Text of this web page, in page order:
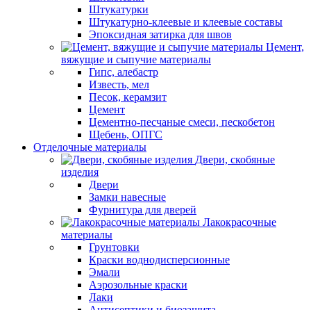
Штукатурки
Штукатурно-клеевые и клеевые составы
Эпоксидная затирка для швов
Цемент,
вяжущие и сыпучие материалы
Гипс, алебастр
Известь, мел
Песок, керамзит
Цемент
Цементно-песчаные смеси, пескобетон
Щебень, ОПГС
Отделочные материалы
Двери, скобяные
изделия
Двери
Замки навесные
Фурнитура для дверей
Лакокрасочные
материалы
Грунтовки
Краски воднодисперсионные
Эмали
Аэрозольные краски
Лаки